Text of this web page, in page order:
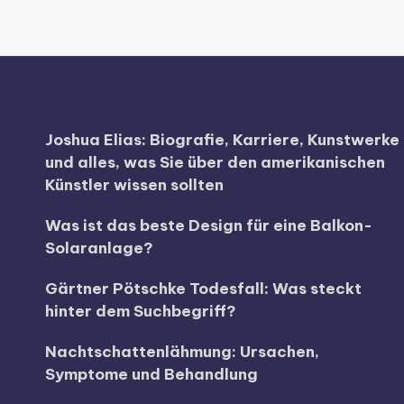
Joshua Elias: Biografie, Karriere, Kunstwerke
und alles, was Sie über den amerikanischen
Künstler wissen sollten
Was ist das beste Design für eine Balkon-
Solaranlage?
Gärtner Pötschke Todesfall: Was steckt
hinter dem Suchbegriff?
Nachtschattenlähmung: Ursachen,
Symptome und Behandlung